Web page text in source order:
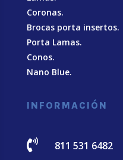
Coronas.
Brocas porta insertos.
Porta Lamas.
Conos.
Nano Blue.
INFORMACIÓN
 811 531 6482